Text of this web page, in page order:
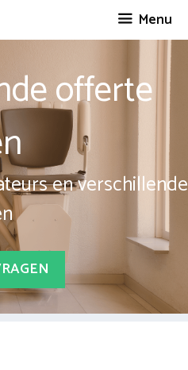
Menu
offerte
en verschillende